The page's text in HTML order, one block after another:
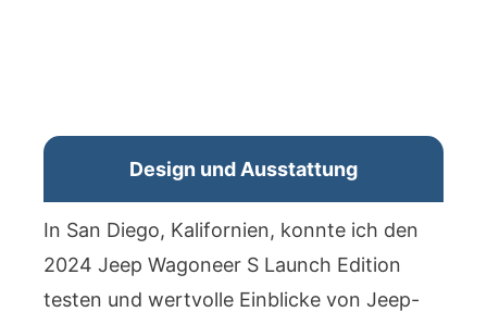
Design und Ausstattung
In San Diego, Kalifornien, konnte ich den
2024 Jeep Wagoneer S Launch Edition
testen und wertvolle Einblicke von Jeep-